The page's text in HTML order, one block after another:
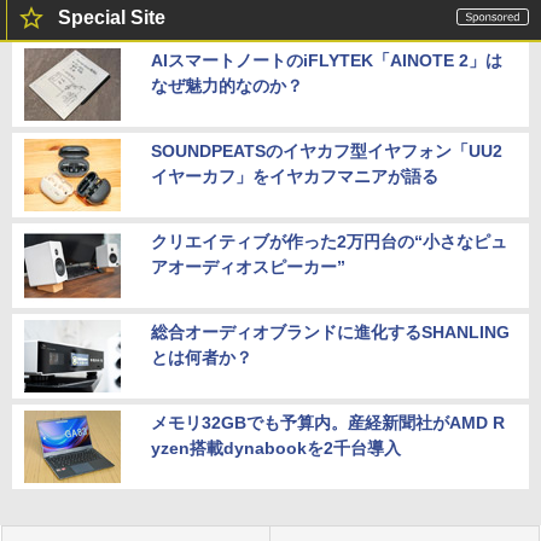
Special Site
AIスマートノートのiFLYTEK「AINOTE 2」は
なぜ魅力的なのか？
SOUNDPEATSのイヤカフ型イヤフォン「UU2
イヤーカフ」をイヤカフマニアが語る
クリエイティブが作った2万円台の“小さなピュ
アオーディオスピーカー”
総合オーディオブランドに進化するSHANLING
とは何者か？
メモリ32GBでも予算内。産経新聞社がAMD R
yzen搭載dynabookを2千台導入